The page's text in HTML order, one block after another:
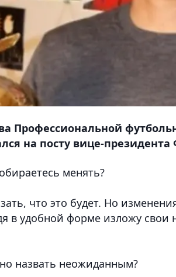
Профессиональной
на посту вице-
менять?
что это будет. Но
в удобной форме изложу свои
назвать неожиданным?